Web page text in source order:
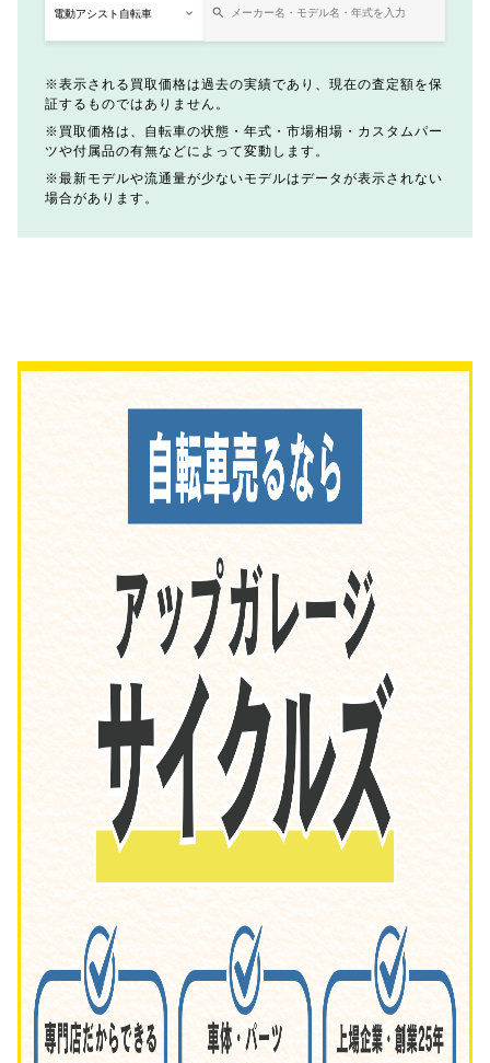
表示される買取価格は過去の実績であり、現在の査定額を保
証するものではありません。
買取価格は、自転車の状態・年式・市場相場・カスタムパー
ツや付属品の有無などによって変動します。
最新モデルや流通量が少ないモデルはデータが表示されない
場合があります。